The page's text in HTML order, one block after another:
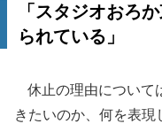
「スタジオおろ
られている」
休止の理由について
きたいのか、何を表